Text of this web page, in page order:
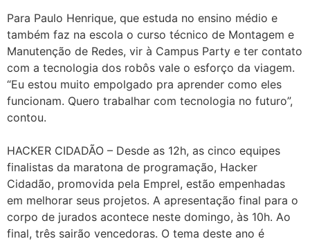
Para Paulo Henrique, que estuda no ensino médio e
também faz na escola o curso técnico de Montagem e
Manutenção de Redes, vir à Campus Party e ter contato
com a tecnologia dos robôs vale o esforço da viagem.
“Eu estou muito empolgado pra aprender como eles
funcionam. Quero trabalhar com tecnologia no futuro”,
contou.
HACKER CIDADÃO – Desde as 12h, as cinco equipes
finalistas da maratona de programação, Hacker
Cidadão, promovida pela Emprel, estão empenhadas
em melhorar seus projetos. A apresentação final para o
corpo de jurados acontece neste domingo, às 10h. Ao
final, três sairão vencedoras. O tema deste ano é